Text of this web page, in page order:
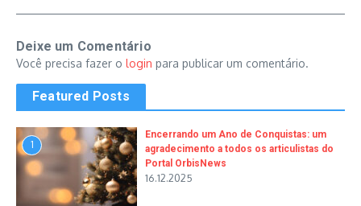
Deixe um Comentário
Você precisa fazer o login para publicar um comentário.
Featured Posts
1
Encerrando um Ano de Conquistas: um
agradecimento a todos os articulistas do
Portal OrbisNews
16.12.2025